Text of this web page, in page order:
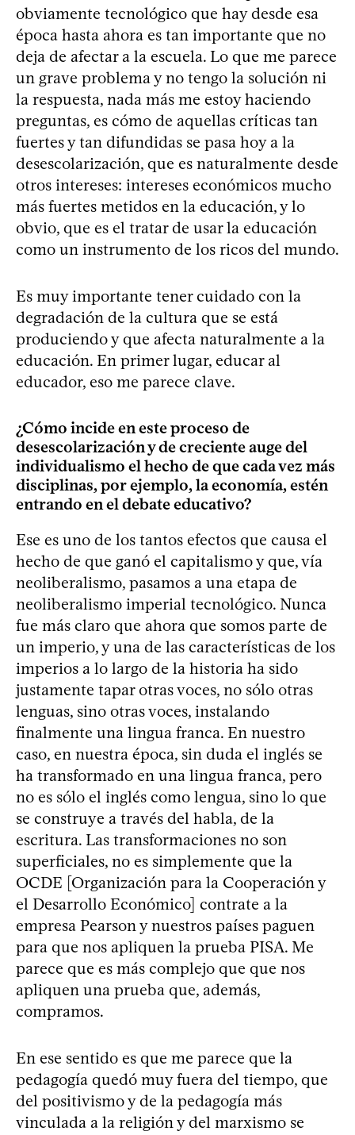
obviamente tecnológico que hay desde esa
época hasta ahora es tan importante que no
deja de afectar a la escuela. Lo que me parece
un grave problema y no tengo la solución ni
la respuesta, nada más me estoy haciendo
preguntas, es cómo de aquellas críticas tan
fuertes y tan difundidas se pasa hoy a la
desescolarización, que es naturalmente desde
otros intereses: intereses económicos mucho
más fuertes metidos en la educación, y lo
obvio, que es el tratar de usar la educación
como un instrumento de los ricos del mundo.
Es muy importante tener cuidado con la
degradación de la cultura que se está
produciendo y que afecta naturalmente a la
educación. En primer lugar, educar al
educador, eso me parece clave.
¿Cómo incide en este proceso de
desescolarización y de creciente auge del
individualismo el hecho de que cada vez más
disciplinas, por ejemplo, la economía, estén
entrando en el debate educativo?
Ese es uno de los tantos efectos que causa el
hecho de que ganó el capitalismo y que, vía
neoliberalismo, pasamos a una etapa de
neoliberalismo imperial tecnológico. Nunca
fue más claro que ahora que somos parte de
un imperio, y una de las características de los
imperios a lo largo de la historia ha sido
justamente tapar otras voces, no sólo otras
lenguas, sino otras voces, instalando
finalmente una lingua franca. En nuestro
caso, en nuestra época, sin duda el inglés se
ha transformado en una lingua franca, pero
no es sólo el inglés como lengua, sino lo que
se construye a través del habla, de la
escritura. Las transformaciones no son
superficiales, no es simplemente que la
OCDE [Organización para la Cooperación y
el Desarrollo Económico] contrate a la
empresa Pearson y nuestros países paguen
para que nos apliquen la prueba PISA. Me
parece que es más complejo que que nos
apliquen una prueba que, además,
compramos.
En ese sentido es que me parece que la
pedagogía quedó muy fuera del tiempo, que
del positivismo y de la pedagogía más
vinculada a la religión y del marxismo se